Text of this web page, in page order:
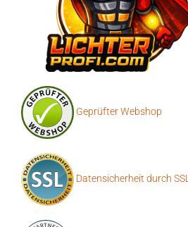
Geprüfter Webshop
Datensicherheit durch SSL